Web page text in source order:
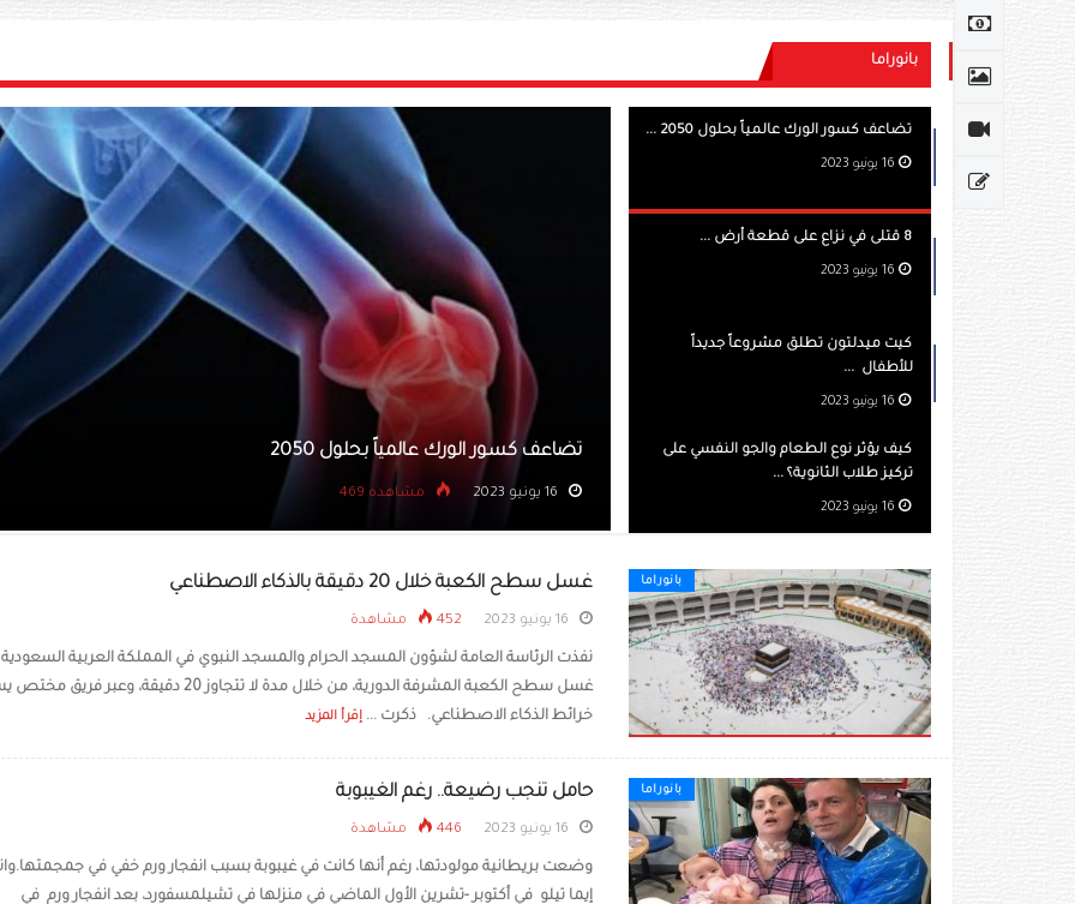
بانوراما
تضاعف كسور الورك عالمياً بحلول 2050 ...
8 قتلى في نزاع على قطعة أرض ...
كيت ميدلتون تطلق مشروعاً جديداً
للأطفال ‏ ...
كيف يؤثر نوع الطعام والجو النفسي على
تركيز طلاب الثانوية؟ ...
عالمياً بحلول 2050 8 قتلى في نزاع على قطعة أرض
16 يونيو 2023 مشاهده 489
بانوراما غسل سطح الكعبة خلال 20 دقيقة بالذكاء الاصطناعي
452 مشاهدة
نفذت الرئاسة العامة لشؤون المسجد الحرام والمسجد النبوي في المملكة العربية
غسل سطح الكعبة المشرفة الدورية، من خلال مدة لا تتجاوز 20 دقيقة،
خرائط الذكاء الاصطناعي. ذكرت ... إقرأ المزيد
بانوراما حامل تنجب رضيعة.. رغم الغيبوبة
446 مشاهدة
وضعت بريطانية مولودتها، رغم أنها كانت في غيبوبة بسبب انفجار ورم خفي في
إيما تيلو في أكتوبر -تشرين الأول الماضي في منزلها في تشيلمسفورد، بعد انفجار ورم في
يتسللون إلى بنك عبر نفق
الطائرات الكهربائية